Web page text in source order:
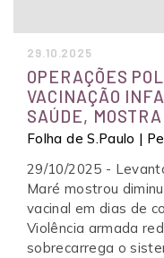
29.10.2025
OPERAÇÕES
VACINAÇÃO
SAÚDE,
Folha de S.Paulo |
29/10/2025 -
Maré mostrou
vacinal em dias de
Violência armada
sobrecarrega o